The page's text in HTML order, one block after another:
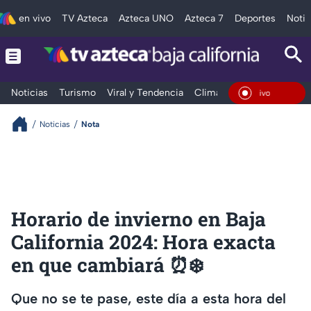
en vivo TV Azteca Azteca UNO Azteca 7 Deportes
Noticias Turismo Viral y Tendencia Clima Deportes En
Noticias Nota
Horario de invierno en Baja
California 2024: Hora exacta
en que cambiará ⏰❄️
Que no se te pase, este día a esta hora del